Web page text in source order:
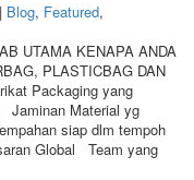
| Blog, Featured,
UTAMA KENAPA ANDA
PLASTICBAG DAN
Packaging yang
Jaminan Material yg
siap dlm tempoh
Global Team yang